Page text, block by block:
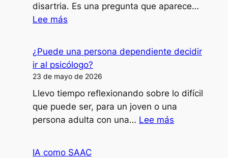
disartria. Es una pregunta que aparece…
Lee más
clases,
formaciones
ponencias
con
mi
¿Puede una persona dependiente decidir
ir al psicólogo?
23 de mayo de 2026
Llevo tiempo reflexionando sobre lo difícil
que puede ser, para un joven o una
persona adulta con una… Lee más
IA como SAAC